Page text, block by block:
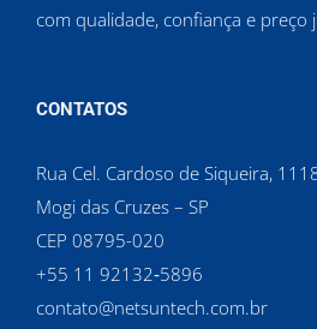
com qualidade, confiança e preço
CONTATOS
Rua Cel. Cardoso de Siqueira,
Mogi das Cruzes – SP
CEP 08795-020
‪+55 11 92132‑5896‬
contato@netsuntech.com.br